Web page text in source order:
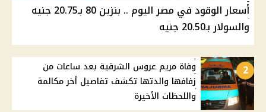
أسعار الوقود في مصر اليوم .. بنزين 80 بـ20.75 جنيه
والسولار بـ20.50 جنيه
2
وفاة مريم عروس الشرقية بعد ساعات من
زفافها والدتها تكشف تفاصيل أخر مكالمة
واللحظات الأخيرة